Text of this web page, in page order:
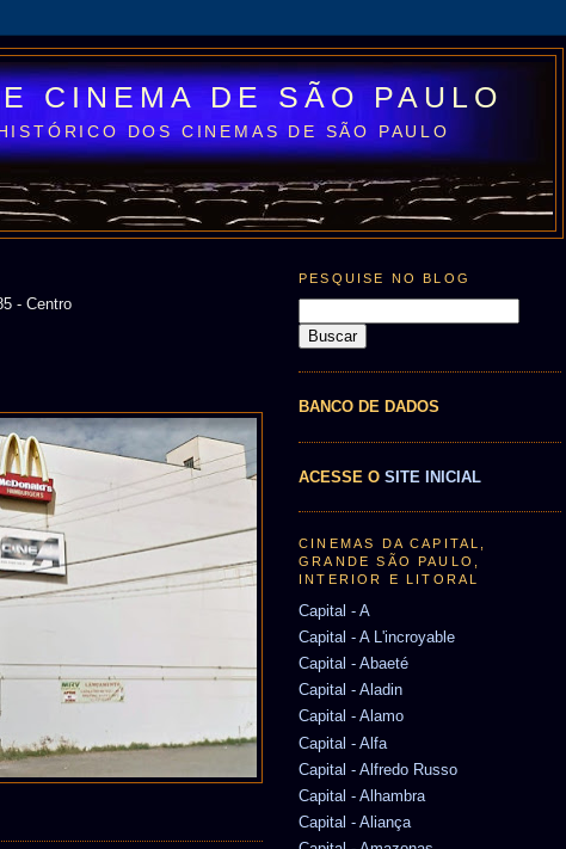
CINEMA DE SÃO PAULO
DOS CINEMAS DE SÃO PAULO
- Centro
PESQUISE NO BLOG
BANCO DE DADOS
ACESSE O SITE INICIAL
CINEMAS DA CAPITAL,
GRANDE SÃO PAULO,
INTERIOR E LITORAL
Capital - A
Capital - A L'incroyable
Capital - Abaeté
Capital - Aladin
Capital - Alamo
Capital - Alfa
Capital - Alfredo Russo
Capital - Alhambra
Capital - Aliança